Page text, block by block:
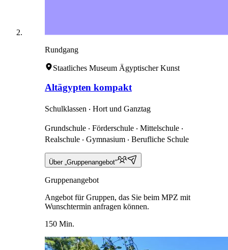
Rundgang
Staatliches Museum Ägyptischer Kunst
Altägypten kompakt
Schulklassen ‧ Hort und Ganztag
Grundschule ‧ Förderschule ‧ Mittelschule ‧
Realschule ‧ Gymnasium ‧ Berufliche Schule
Über „Gruppenangebot“
Gruppenangebot
Angebot für Gruppen, das Sie beim MPZ mit
Wunschtermin anfragen können.
150 Min.